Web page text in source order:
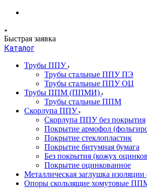
Быстрая заявка
Каталог
Трубы ППУ
Трубы стальные ППУ ПЭ
Трубы стальные ППУ ОЦ
Трубы ППМ (ППМИ)
Трубы стальные ППМ
Скорлупа ППУ
Скорлупа ППУ без покрытия
Покрытие армофол
Покрытие стеклопластик
Покрытие битумная бумага
Без покрытия (кожух
Покрытие оцинкованное
Металлическая заглушка
Опоры скользящие хомутовые